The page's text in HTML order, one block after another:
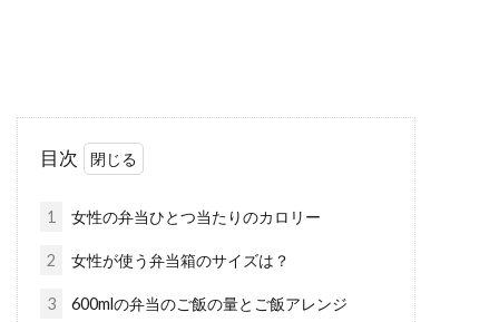
ケーキを食べて痩せよう！
女性にとってとてもメリットをもつ米ぬか。そ
の中でも米ぬかケーキダイエットはかなりテレ
目次
1 女性の弁当ひとつ当たりのカロリー
2 女性が使う弁当箱のサイズは？
3 600mlの弁当のご飯の量とご飯アレンジ